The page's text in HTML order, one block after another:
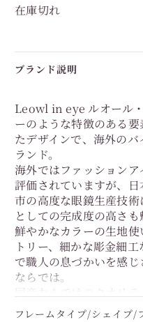
在庫切れ
ブランド説明
Leowl in eye ルオール
ーのような特徴のある
たデザインで、海外の
ランド。
海外ではファッション
評価されていますが、
市の高度な眼鏡生産技
としての完成度の高さも
鮮やかなカラーの生地
トリー、細かな彫金細
で職人の息づかいを感
ならでは。
国産ならではのクオリ
ンのバランス感のよさを
フレームタイプ/シェイプ/